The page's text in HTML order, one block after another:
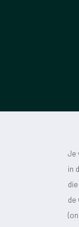
Je
in
de